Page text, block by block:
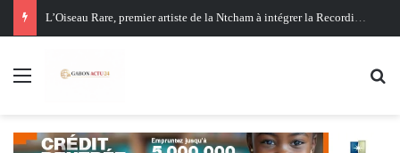
Oligui Nguema au Ghana : Libreville mise sur Accra pour renforcer sa stratégie diplomatique et économique
Menu